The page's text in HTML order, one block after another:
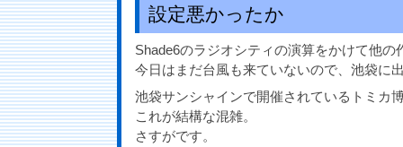
設定悪かったか
Shade6のラジオシティの演算をかけて他の
今日はまだ台風も来ていないので、池袋に
池袋サンシャインで開催されているトミカ
これが結構な混雑。
さすがです。